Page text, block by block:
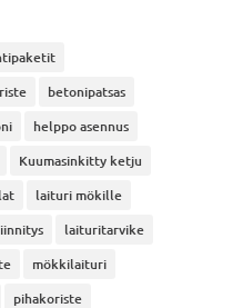
betonipatsas
helppo asennus
Kuumasinkitty ketju
laituri mökille
laituritarvike
mökkilaituri
pihakoriste